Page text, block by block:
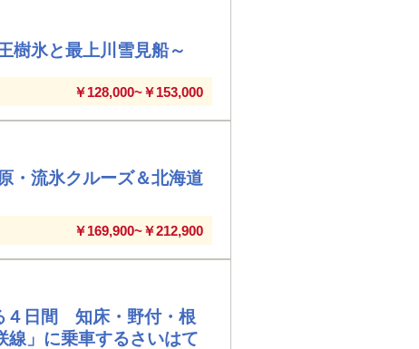
樹氷と最上川雪見船～
￥128,000~￥153,000
・流氷クルーズ＆北海道
￥169,900~￥212,900
４日間 知床・野付・根
」に乗車するさいはて